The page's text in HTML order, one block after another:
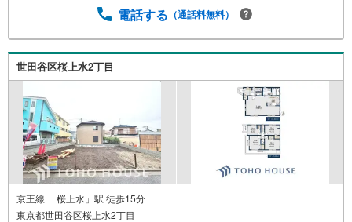
（居住中物件）の手配が必要な場合がございますのでご容
案内が可能となりますのでお手数ですがご一報ください。
◆物件のご案内は◆弊社へのご来社、お客様宅へのお迎
え・最寄駅での待ち合わせ、物件周辺のコンビニ等でお待
ち合わせなど、ご希望をお伝えください。ご希望条件をお
伝え頂けましたら、ご見学希望物件以外の資料も用意して
参ります。もちろん他の物件も併せてご案内させていただ
きます。
電話する （通話料無料）
世田谷区桜上水2丁目
京王線 「桜上水」駅 徒歩15分
東京都世田谷区桜上水2丁目